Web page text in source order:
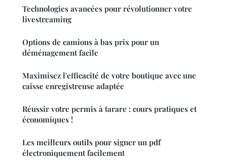
Technologies avancées pour révolutionner votre
livestreaming
Options de camions à bas prix pour un
déménagement facile
Maximisez l'efficacité de votre boutique avec une
caisse enregistreuse adaptée
Réussir votre permis à tarare : cours pratiques et
économiques !
Les meilleurs outils pour signer un pdf
électroniquement facilement